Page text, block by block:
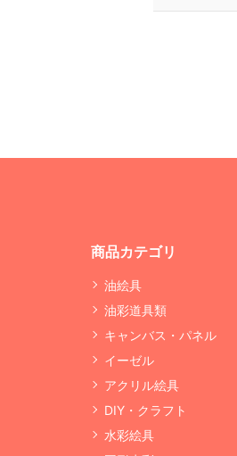
商品カテゴリ
油絵具
油彩道具類
キャンバス・パネル
イーゼル
アクリル絵具
DIY・クラフト
水彩絵具